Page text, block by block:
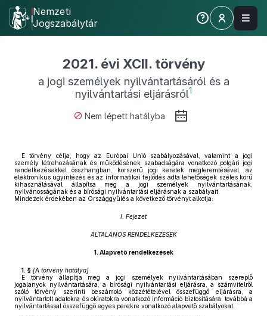
Nemzeti
Jogszabálytár
2021. évi XCII. törvény
a jogi személyek nyilvántartásáról és a
nyilvántartási eljárásról1
Nem lépett hatályba
E törvény célja, hogy az Európai Unió szabályozásával, valamint a jogi
személy létrehozásának és működésének szabadságára vonatkozó polgári jogi
rendelkezésekkel összhangban, korszerű jogi keretek megteremtésével, az
elektronikus ügyintézés és az informatikai fejlődés adta lehetőségek széles körű
kihasználásával állapítsa meg a jogi személyek nyilvántartásának,
nyilvánosságának és a bírósági nyilvántartási eljárásnak a szabályait.
Mindezek érdekében az Országgyűlés a következő törvényt alkotja:
I. Fejezet
ÁLTALÁNOS RENDELKEZÉSEK
1. Alapvető rendelkezések
1. § [A törvény hatálya]
E törvény állapítja meg a jogi személyek nyilvántartásában szereplő
jogalanyok nyilvántartására, a bírósági nyilvántartási eljárásra, a számvitelről
szóló törvény szerinti beszámoló közzétételével összefüggő eljárásra, a
nyilvántartott adatokra és okiratokra vonatkozó információ biztosítására, továbbá a
nyilvántartással összefüggő egyes perekre vonatkozó alapvető szabályokat.